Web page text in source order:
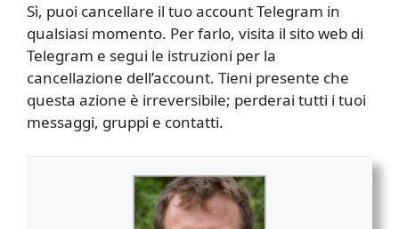
Sì, puoi cancellare il tuo account Telegram in
qualsiasi momento. Per farlo, visita il sito web di
Telegram e segui le istruzioni per la
cancellazione dell’account. Tieni presente che
questa azione è irreversibile; perderai tutti i tuoi
messaggi, gruppi e contatti.